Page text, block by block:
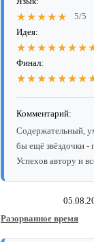
★★★★★
5/5
Идея:
Финал:
Комментарий:
Содержательный,
бы ещё звёздочки -
Успехов автору и
Разорванное время